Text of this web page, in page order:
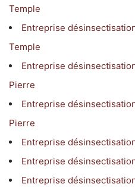
Temple
Entreprise
Temple
Entreprise
Pierre
Entreprise
Pierre
Entreprise
Entreprise
Entreprise